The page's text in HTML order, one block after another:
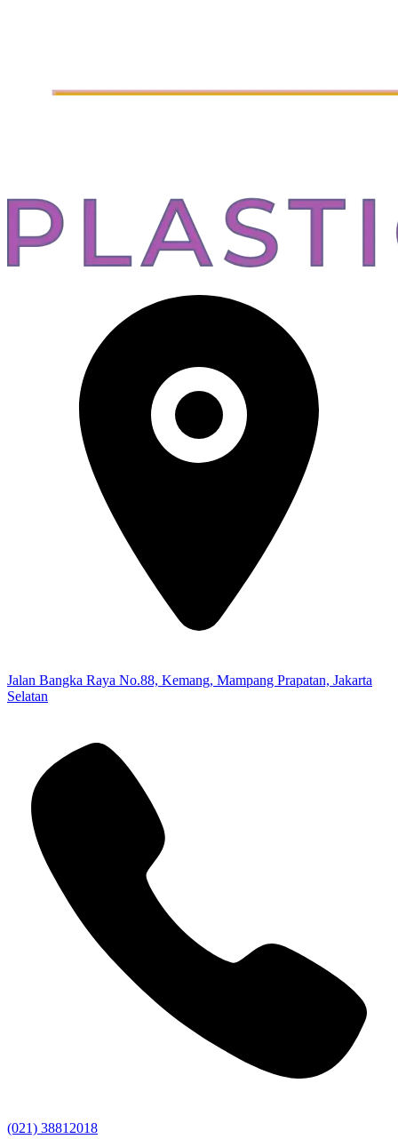
Jalan Bangka Raya No.88, Kemang, Mampang Prapatan, Jakarta
Selatan
(021) 38812018